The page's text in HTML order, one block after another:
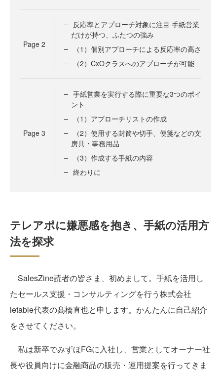
Page 2
反応率とアプローチ対象に注目 手紙営業
だけが持つ、ふたつの強み
（1）個別アプローチによる反応率の高さ
（2）CxOクラスへのアプローチが可能
Page 3
手紙営業を実行する際に重要な3つのポイ
ント
（1）アプローチリストの作成
（2）使用する封筒や切手、便箋などの文
房具・事務用品
（3）作成する手紙の内容
終わりに
テレアポに嫌悪感を抱き、手紙の活用方
法を探求
SalesZine読者の皆さま、初めまして。手紙を活用し
たセールス支援・コンサルティングを行う株式会社
letable代表の髙橋直也と申します。かんたんに自己紹介
をさせてください。
私は新卒でみずほFGに入社し、営業としてオーナー社
長や役員向けに金融商品の販売・運用提案を行ってきま